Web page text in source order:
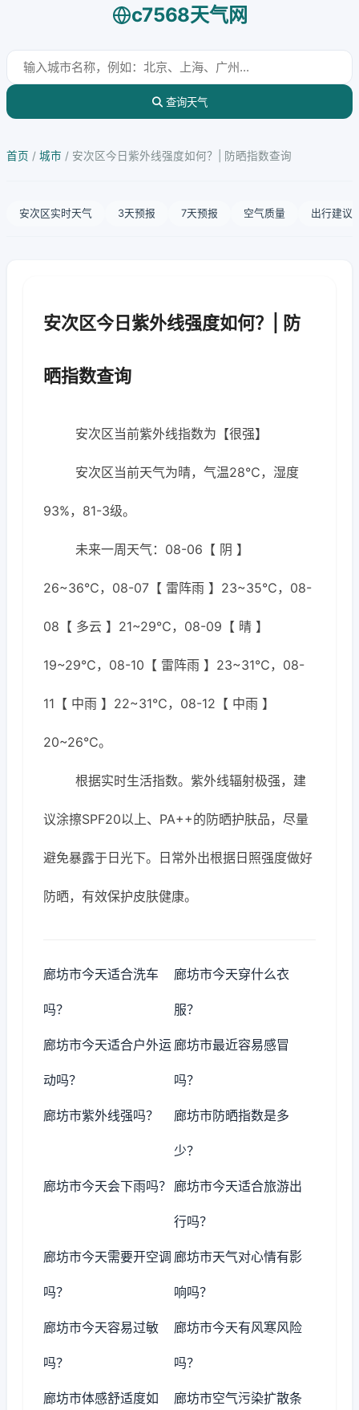
c7568天气网
查询天气
首页 / 城市 / 安次区今日紫外线强度如何？| 防晒指数查询
安次区实时天气 3天预报 7天预报 空气质量 出行建议
安次区今日紫外线强度如何？| 防
晒指数查询
安次区当前紫外线指数为【很强】
安次区当前天气为晴，气温28℃，湿度
93%，81-3级。
未来一周天气：08-06【 阴 】
26~36℃，08-07【 雷阵雨 】23~35℃，08-
08【 多云 】21~29℃，08-09【 晴 】
19~29℃，08-10【 雷阵雨 】23~31℃，08-
11【 中雨 】22~31℃，08-12【 中雨 】
20~26℃。
根据实时生活指数。紫外线辐射极强，建
议涂擦SPF20以上、PA++的防晒护肤品，尽量
避免暴露于日光下。日常外出根据日照强度做好
防晒，有效保护皮肤健康。
廊坊市今天适合洗车
吗？
廊坊市今天穿什么衣
服？
廊坊市今天适合户外运
动吗？
廊坊市最近容易感冒
吗？
廊坊市紫外线强吗？ 廊坊市防晒指数是多
少？
廊坊市今天会下雨吗？ 廊坊市今天适合旅游出
行吗？
廊坊市今天需要开空调
吗？
廊坊市天气对心情有影
响吗？
廊坊市今天容易过敏
吗？
廊坊市今天有风寒风险
吗？
廊坊市体感舒适度如 廊坊市空气污染扩散条